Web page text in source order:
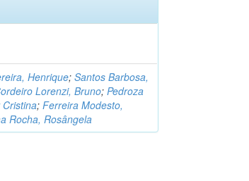
Henrique;Santos Barbosa,
Lorenzi, Bruno;Pedroza
Cristina;Ferreira Modesto,
Rocha, Rosângela